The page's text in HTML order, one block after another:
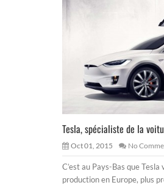
Tesla, spécialiste de la
Oct 01, 2015 No
C’est au Pays-Bas que
production en Europe, plus